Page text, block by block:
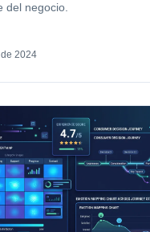
del negocio.
2024